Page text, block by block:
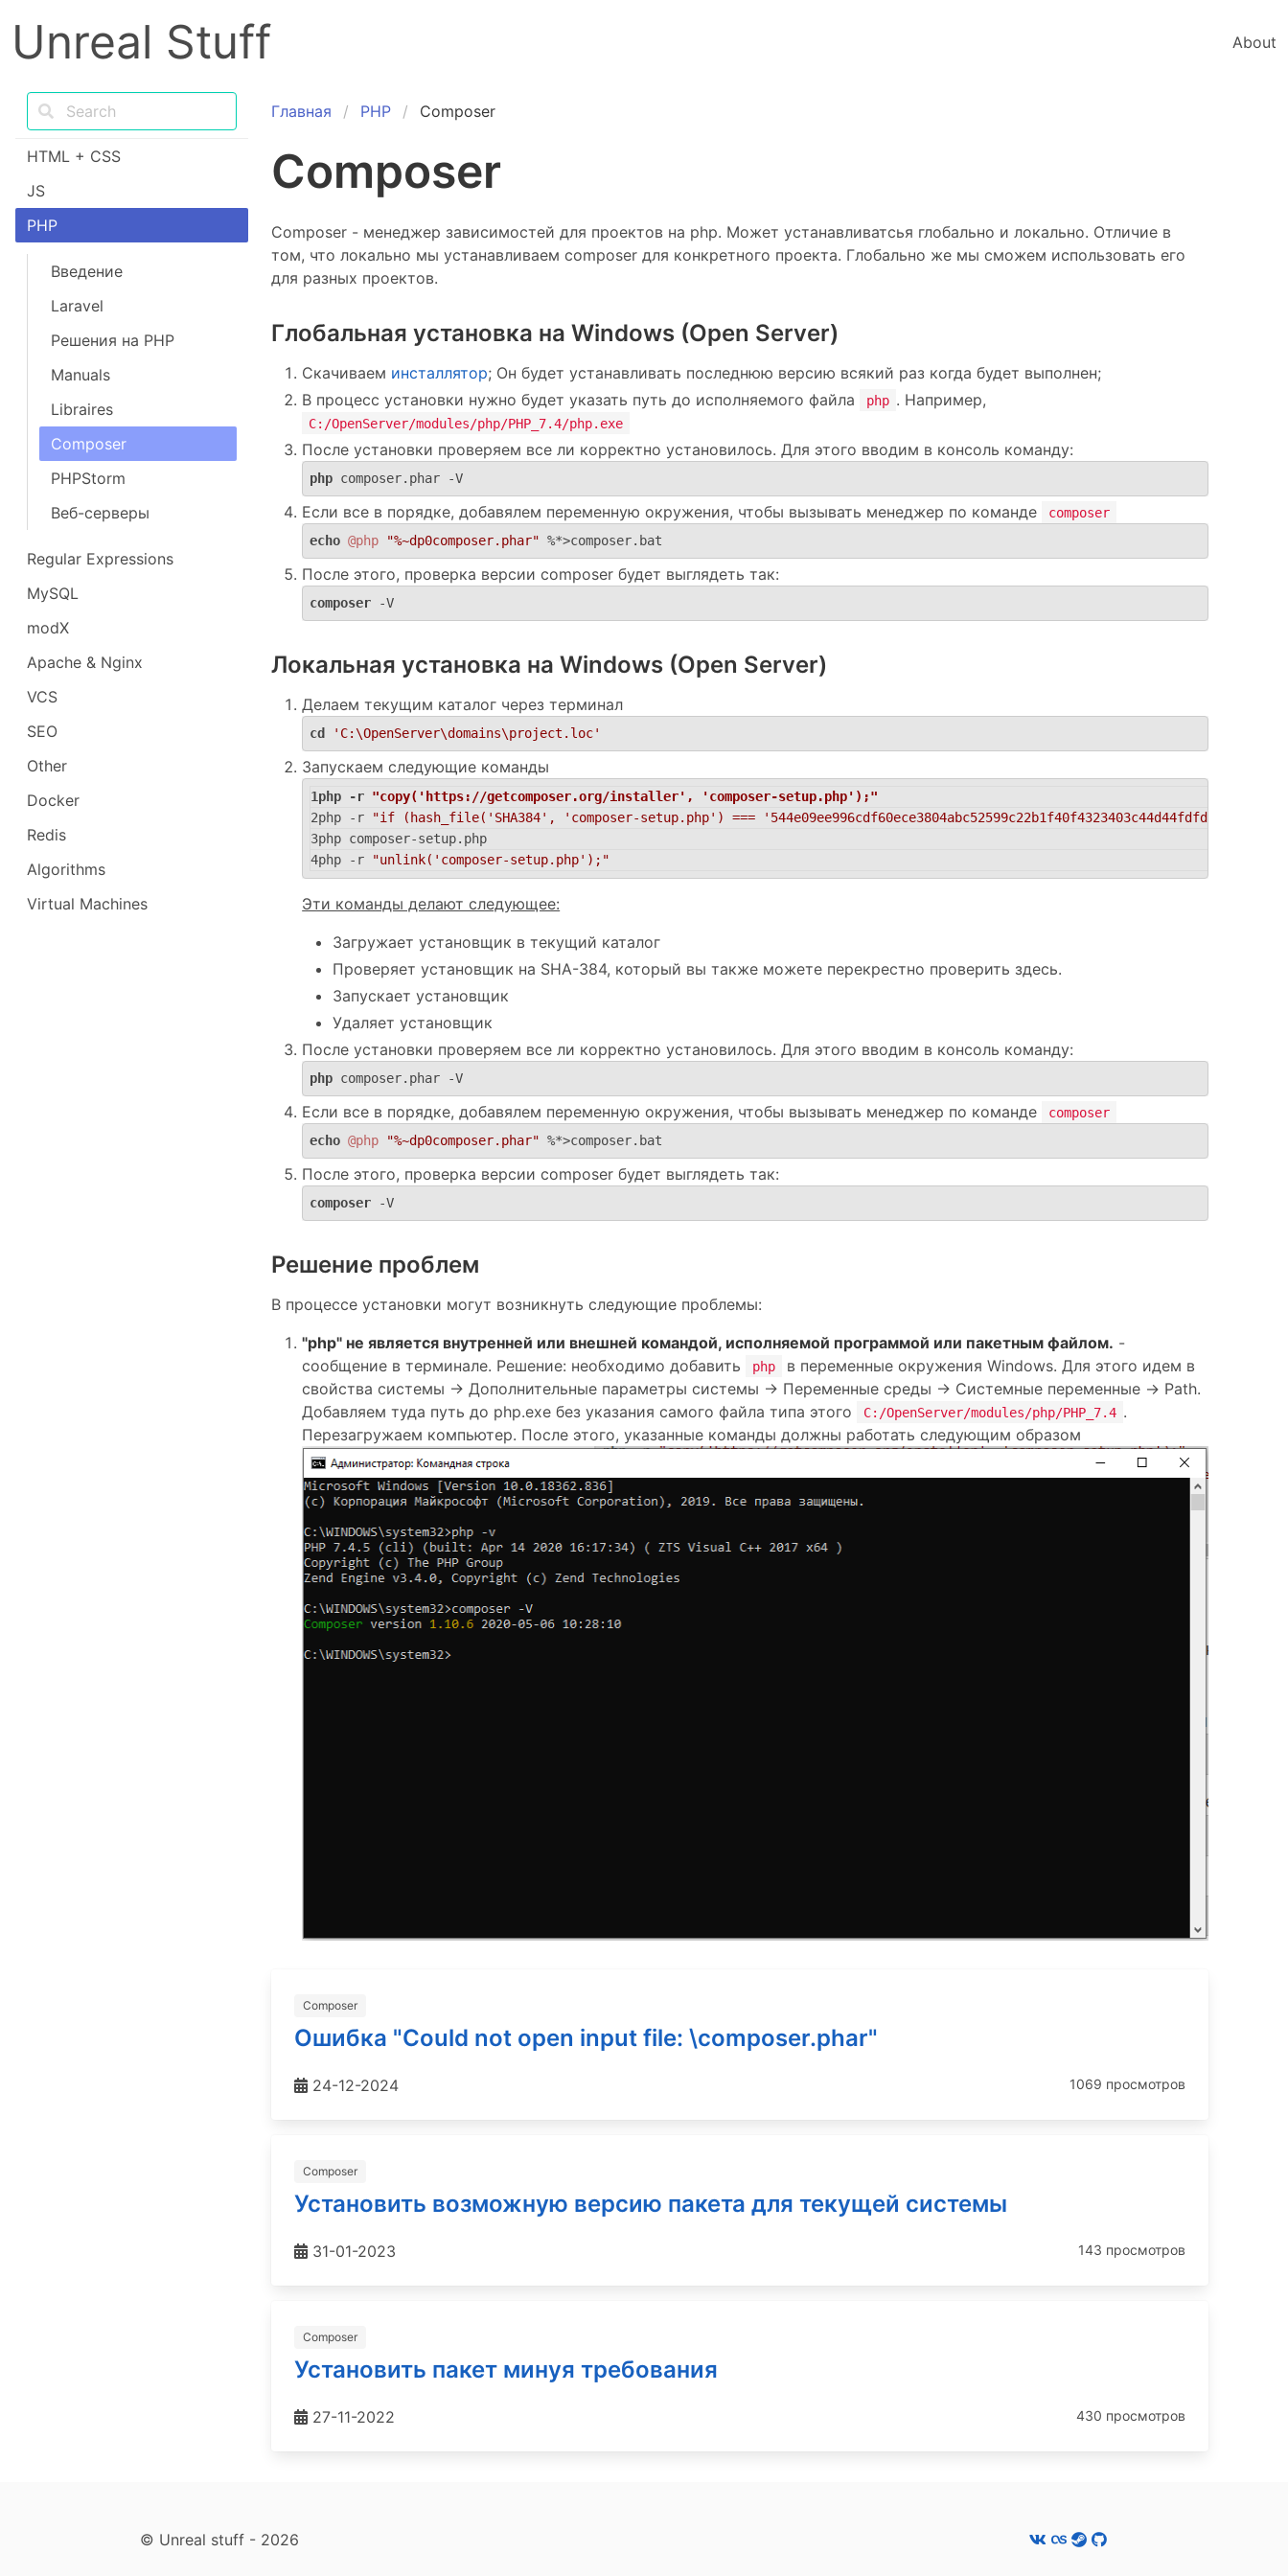
Unreal Stuff About
HTML + CSS
JS
PHP
Введение
Laravel
Решения на PHP
Manuals
Libraires
Composer
PHPStorm
Веб-серверы
Regular Expressions
MySQL
modX
Apache & Nginx
VCS
SEO
Other
Docker
Redis
Algorithms
Virtual Machines
Главная PHP Composer
Composer
Composer - менеджер зависимостей для проектов на php. Может устанавливатсья глобально и локально. Отличие в
том, что локально мы устанавливаем composer для конкретного проекта. Глобально же мы сможем использовать его
для разных проектов.
Глобальная установка на Windows (Open Server)
Скачиваем инсталлятор; Он будет устанавливать последнюю версию всякий раз когда будет выполнен;
В процесс установки нужно будет указать путь до исполняемого файла
php . Например,
C:/OpenServer/modules/php/PHP_7.4/php.exe
После установки проверяем все ли корректно установилось. Для этого вводим в консоль команду:
php composer.phar -V
Если все в порядке, добавялем переменную окружения, чтобы вызывать менеджер по команде
composer
echo @php "%~dp0composer.phar" %*>composer.bat
После этого, проверка версии composer будет выглядеть так:
composer -V
Локальная установка на Windows (Open Server)
Делаем текущим каталог через терминал
cd 'C:\OpenServer\domains\project.loc'
Запускаем следующие команды
php -r "copy('https://getcomposer.org/installer', 'composer-setup.php');"
php -r
"if (hash_file('SHA384', 'composer-setup.php') ===
php composer-setup.php
php -r
"unlink('composer-setup.php');"
Эти команды делают следующее:
Загружает установщик в текущий каталог
Проверяет установщик на SHA-384, который вы также можете перекрестно проверить здесь.
Запускает установщик
Удаляет установщик
После установки проверяем все ли корректно установилось. Для этого вводим в консоль команду:
php composer.phar -V
Если все в порядке, добавялем переменную окружения, чтобы вызывать менеджер по команде
composer
echo @php "%~dp0composer.phar" %*>composer.bat
После этого, проверка версии composer будет выглядеть так:
composer -V
Решение проблем
В процессе установки могут возникнуть следующие проблемы:
"php" не является внутренней или внешней командой, исполняемой программой или пакетным файлом. -
сообщение в терминале. Решение: необходимо добавить
php
в переменные окружения Windows. Для этого идем в
свойства системы -> Дополнительные параметры системы -> Переменные среды -> Системные переменные -> Path.
Добавляем туда путь до php.exe без указания самого файла типа этого
C:/OpenServer/modules/php/PHP_7.4 .
Перезагружаем компьютер. После этого, указанные команды должны работать следующим образом
Composer
Ошибка "Could not open input file: \composer.phar"
24-12-2024 1069 просмотров
Composer
Установить возможную версию пакета для текущей системы
31-01-2023 143 просмотров
Composer
Установить пакет минуя требования
27-11-2022 430 просмотров
© Unreal stuff - 2026